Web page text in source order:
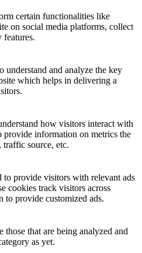
certain functionalities like
on social media platforms, collect
features.
understand and analyze the key
which helps in delivering a
how visitors interact with
provide information on metrics the
traffic source, etc.
to provide visitors with relevant ads
cookies track visitors across
to provide customized ads.
those that are being analyzed and
as yet.